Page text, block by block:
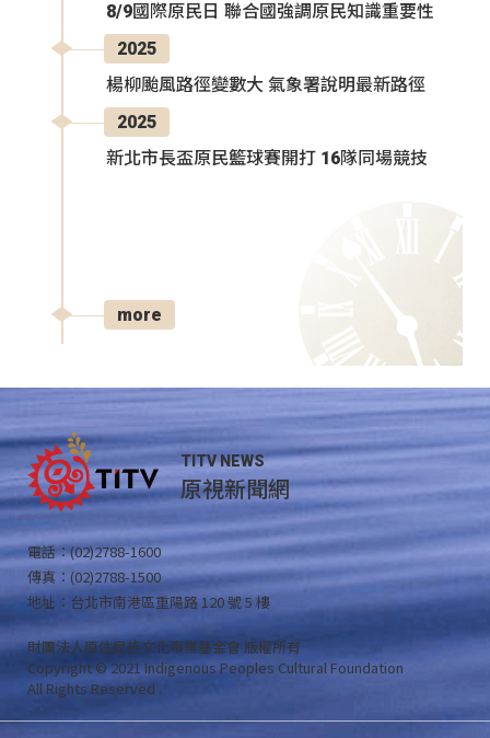
8/9國際原民日 聯合國強調原民知識重要性
2025
楊柳颱風路徑變數大 氣象署說明最新路徑
2025
新北市長盃原民籃球賽開打 16隊同場競技
more
TITV NEWS
原視新聞網
電話：(02)2788-1600
傳真：(02)2788-1500
地址：台北市南港區重陽路 120 號 5 樓
財團法人原住民族文化事業基金會 版權所有
Copyright © 2021 Indigenous Peoples Cultural Foundation
All Rights Reserved .